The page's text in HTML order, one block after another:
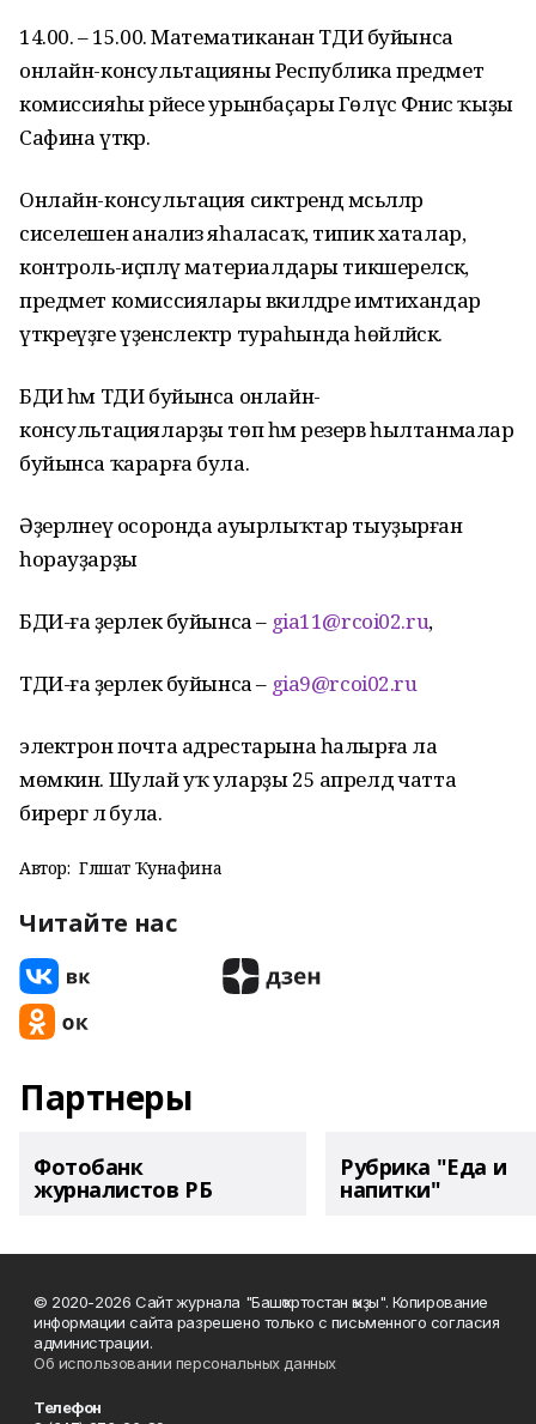
14.00. – 15.00. Математиканан ТДИ буйынса
онлайн-консультацияны Республика предмет
комиссияһы рәйесе урынбаҫары Гөлүсә Фәнис ҡыҙы
Сафина үткәрә.
Онлайн-консультация сиктәрендә мәсьәләләр
сиселешенә анализ яһаласаҡ, типик хаталар,
контроль-иҫәпләү материалдары тикшереләсәк,
предмет комиссиялары вәкилдәре имтихандар
үткәреүҙәге үҙенсәлектәр тураһында һөйләйәсәк.
БДИ һәм ТДИ буйынса онлайн-
консультацияларҙы төп һәм резерв һылтанмалар
буйынса ҡарарға була.
Әҙерләнеү осоронда ауырлыҡтар тыуҙырған
һорауҙарҙы
БДИ-ға әҙерлек буйынса – gia11@rcoi02.ru,
ТДИ-ға әҙерлек буйынса – gia9@rcoi02.ru
электрон почта адрестарына һалырға ла
мөмкин. Шулай уҡ уларҙы 25 апрелдә чатта
бирергә лә була.
Автор: Гөлшат Ҡунафина
Читайте нас
Партнеры
Фотобанк
журналистов РБ
Рубрика "Еда и
напитки"
© 2020-2026 Сайт журнала "Башҡортостан ҡыҙы". Копирование
информации сайта разрешено только с письменного согласия
администрации.
Об использовании персональных данных
Телефон